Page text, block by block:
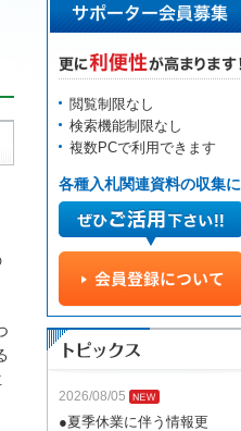
閲覧制限なし
検索機能制限なし
複数PCで利用できます
各種入札関連資料の収集に
2026/08/05
●夏季休業に伴う情報更